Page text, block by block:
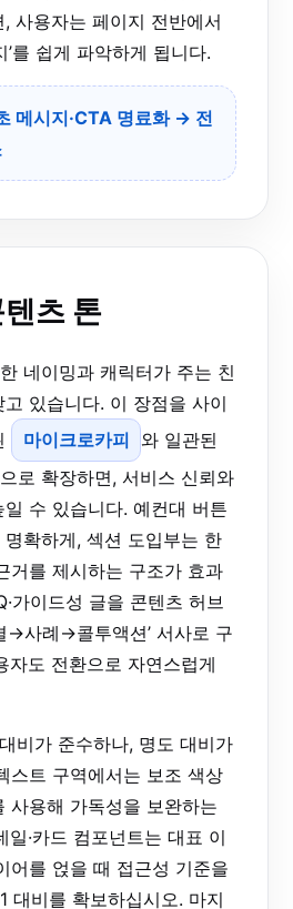
사용자는 페이지 전반에서
’를 쉽게 파악하게 됩니다.
메시지·CTA 명료화 → 전
츠 톤
네이밍과 캐릭터가 주는 친
있습니다. 이 장점을 사이
마이크로카피
와 일관된
로 확장하면, 서비스 신뢰와
수 있습니다. 예컨대 버튼
확하게, 섹션 도입부는 한
거를 제시하는 구조가 효과
가이드성 글을 콘텐츠 허브
→사례→콜투액션’ 서사로 구
자도 전환으로 자연스럽게
비가 준수하나, 명도 대비가
스트 구역에서는 보조 색상
사용해 가독성을 보완하는
일·카드 컴포넌트는 대표 이
어를 얹을 때 접근성 기준을
대비를 확보하십시오. 마지